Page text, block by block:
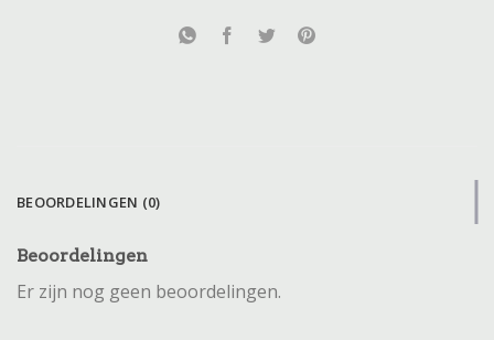
BEOORDELINGEN (0)
Beoordelingen
Er zijn nog geen beoordelingen.